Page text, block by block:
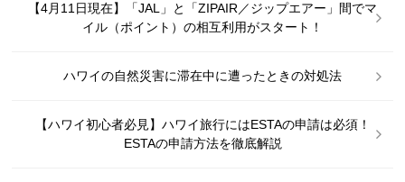
【4月11日現在】「JAL」と「ZIPAIR／ジップエアー」間でマ
イル（ポイント）の相互利用がスタート！
ハワイの自然災害に滞在中に遭ったときの対処法
【ハワイ初心者必見】ハワイ旅行にはESTAの申請は必須！
ESTAの申請方法を徹底解説